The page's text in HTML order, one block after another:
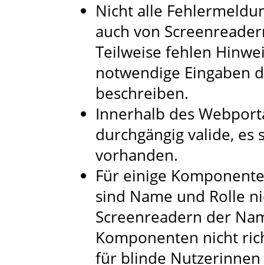
Nicht alle
auch von
Teilweise fehlen
notwendige Eingaben
beschreiben.
Innerhalb des
durchgängig valide, es
vorhanden.
Für einige
sind Name und Rolle
Screenreadern der
Komponenten nicht
für blinde